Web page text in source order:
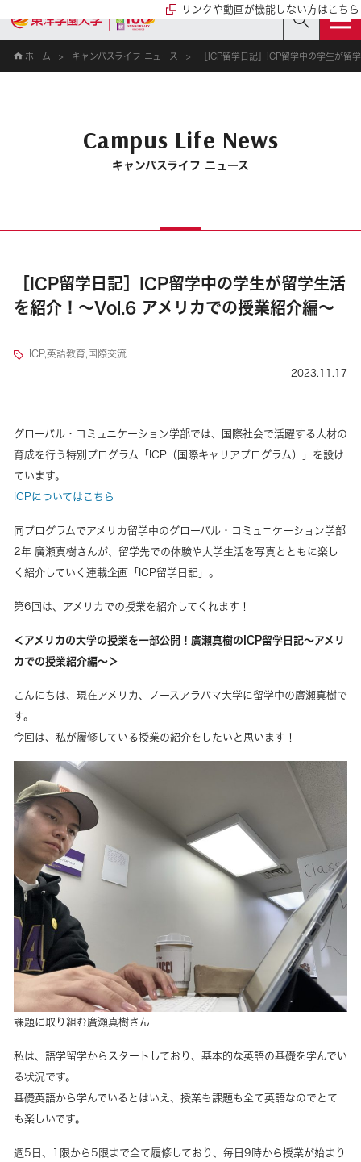
ホーム キャンパスライフ ニュース ［ICP留学日記］ICP留学中の学生が留
Campus Life News
キャンパスライフ ニュース
リンクや動画が機能しない方はこちら
［ICP留学日記］ICP留学中の学生が留学生活
を紹介！～Vol.6 アメリカでの授業紹介編～
ICP,英語教育 国際交流
2023.11.17
グローバル・コミュニケーション学部では、国際社会で活躍する人材の
育成を行う特別プログラム「ICP（国際キャリアプログラム）」を設け
ています。
ICPについてはこちら
同プログラムでアメリカ留学中のグローバル・コミュニケーション学部
2年 廣瀬真樹さんが、留学先での体験や大学生活を写真とともに楽し
く紹介していく連載企画「ICP留学日記」。
第6回は、アメリカでの授業を紹介してくれます！
＜アメリカの大学の授業を一部公開！廣瀬真樹のICP留学日記～アメリ
カでの授業紹介編～＞
こんにちは、現在アメリカ、ノースアラバマ大学に留学中の廣瀬真樹で
す。
今回は、私が履修している授業の紹介をしたいと思います！
課題に取り組む廣瀬真樹さん
私は、語学留学からスタートしており、基本的な英語の基礎を学んでい
る状況です。
基礎英語から学んでいるとはいえ、授業も課題も全て英語なのでとて
も楽しいです。
週5日、1限から5限まで全て履修しており、毎日9時から授業が始まり